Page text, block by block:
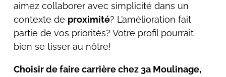
aimez collaborer avec simplicité dans un
contexte de proximité? L’amélioration fait
partie de vos priorités? Votre profil pourrait
bien se tisser au nôtre!
Choisir de faire carrière chez 3a Moulinage,